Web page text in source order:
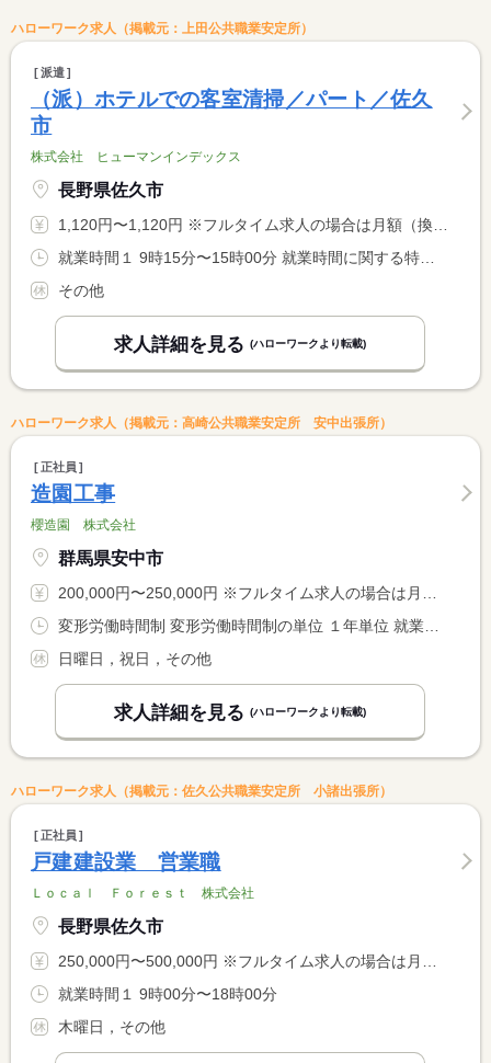
ハローワーク求人（掲載元：上田公共職業安定所）
派遣
（派）ホテルでの客室清掃／パート／佐久
市
株式会社 ヒューマンインデックス
長野県佐久市
1,120円〜1,120円 ※フルタイム求人の場合は月額（換算額）、パート求人の場合は時間額を表示しています。
その他
求人詳細を見る (ハローワークより転載)
ハローワーク求人（掲載元：高崎公共職業安定所 安中出張所）
正社員
造園工事
櫻造園 株式会社
群馬県安中市
200,000円〜250,000円 ※フルタイム求人の場合は月額（換算額）、パート求人の場合は時間額を表示しています。
日曜日，祝日，その他
求人詳細を見る (ハローワークより転載)
ハローワーク求人（掲載元：佐久公共職業安定所 小諸出張所）
正社員
戸建建設業 営業職
Ｌｏｃａｌ Ｆｏｒｅｓｔ 株式会社
長野県佐久市
250,000円〜500,000円 ※フルタイム求人の場合は月額（換算額）、パート求人の場合は時間額を表示しています。
就業時間１ 9時00分〜18時00分
木曜日，その他